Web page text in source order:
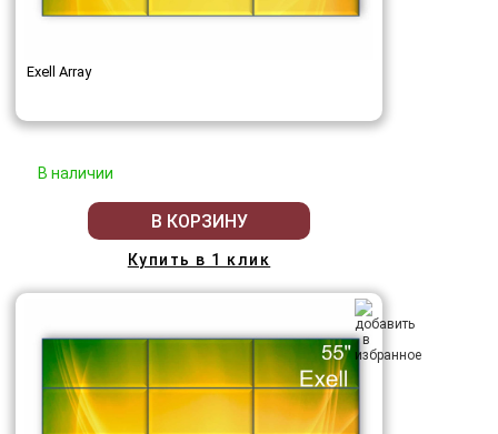
Exell Array
В наличии
В КОРЗИНУ
Купить в 1 клик